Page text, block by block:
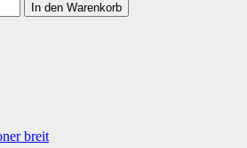
In den Warenkorb